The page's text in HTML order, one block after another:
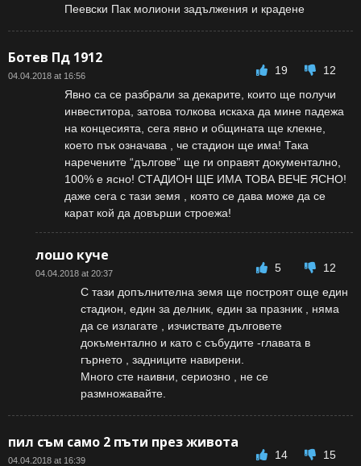
Пеевски Пак молиони задължения и крадене
Ботев Пд 1912
04.04.2018 at 16:56 19
12
Явно са се разбрали за декарите, които ще получи
инвеститора, затова толкова искаха да мине падежа
на концесията, сега явно и общината ще клекне,
което пък означава , че стадион ще има! Така
наречените “дългове” ще ги оправят документално,
100% е ясно! СТАДИОН ЩЕ ИМА ТОВА ВЕЧЕ ЯСНО!
даже сега с тази земя , която се дава може да се
карат кой да довърши строежа!
лошо куче
04.04.2018 at 20:37 5
12
С тази допълнителна земя ще построят още един
стадион, един за делник, един за празник , няма
да се излагате , изчиствате дълговете
докъментално и като с събудите -главата в
гърнето , задниците навирени.
Много сте наивни, сериозно , не се
размножавайте.
пил съм само 2 пъти през живота
04.04.2018 at 16:39 14
15